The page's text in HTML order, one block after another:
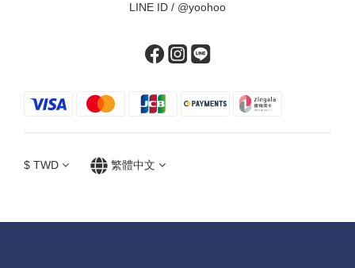
LINE ID / @yoohoo
$ TWD 繁體中文